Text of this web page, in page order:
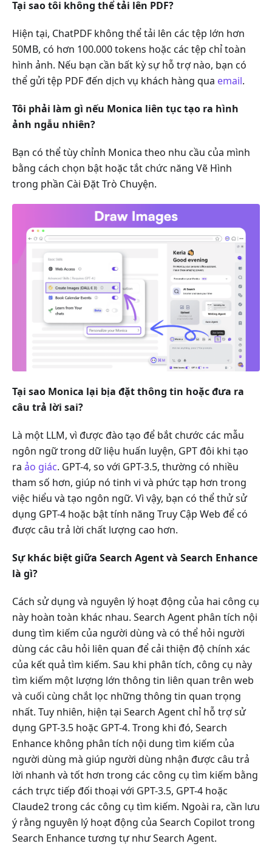
Tại sao tôi không thể tải lên PDF?
Hiện tại, ChatPDF không thể tải lên các tệp lớn hơn
50MB, có hơn 100.000 tokens hoặc các tệp chỉ toàn
hình ảnh. Nếu bạn cần bất kỳ sự hỗ trợ nào, bạn có
thể gửi tệp PDF đến dịch vụ khách hàng qua email.
Tôi phải làm gì nếu Monica liên tục tạo ra hình
ảnh ngẫu nhiên?
Bạn có thể tùy chỉnh Monica theo nhu cầu của mình
bằng cách chọn bật hoặc tắt chức năng Vẽ Hình
trong phần Cài Đặt Trò Chuyện.
Tại sao Monica lại bịa đặt thông tin hoặc đưa ra
câu trả lời sai?
Là một LLM, vì được đào tạo để bắt chước các mẫu
ngôn ngữ trong dữ liệu huấn luyện, GPT đôi khi tạo
ra ảo giác. GPT-4, so với GPT-3.5, thường có nhiều
tham số hơn, giúp nó tinh vi và phức tạp hơn trong
việc hiểu và tạo ngôn ngữ. Vì vậy, bạn có thể thử sử
dụng GPT-4 hoặc bật tính năng Truy Cập Web để có
được câu trả lời chất lượng cao hơn.
Sự khác biệt giữa Search Agent và Search Enhance
là gì?
Cách sử dụng và nguyên lý hoạt động của hai công cụ
này hoàn toàn khác nhau. Search Agent phân tích nội
dung tìm kiếm của người dùng và có thể hỏi người
dùng các câu hỏi liên quan để cải thiện độ chính xác
của kết quả tìm kiếm. Sau khi phân tích, công cụ này
tìm kiếm một lượng lớn thông tin liên quan trên web
và cuối cùng chắt lọc những thông tin quan trọng
nhất. Tuy nhiên, hiện tại Search Agent chỉ hỗ trợ sử
dụng GPT-3.5 hoặc GPT-4. Trong khi đó, Search
Enhance không phân tích nội dung tìm kiếm của
người dùng mà giúp người dùng nhận được câu trả
lời nhanh và tốt hơn trong các công cụ tìm kiếm bằng
cách trực tiếp đối thoại với GPT-3.5, GPT-4 hoặc
Claude2 trong các công cụ tìm kiếm. Ngoài ra, cần lưu
ý rằng nguyên lý hoạt động của Search Copilot trong
Search Enhance tương tự như Search Agent.